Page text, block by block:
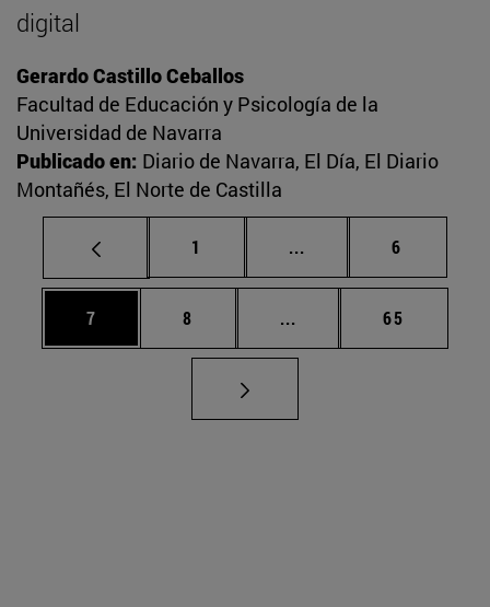
digital
Gerardo Castillo Ceballos
Facultad de Educación y Psicología de la
Universidad de Navarra
Publicado en: Diario de Navarra, El Día, El Diario
Montañés, El Norte de Castilla
Página
1 ... Páginas intermedias
Página
6
Página
7 Página
8 ... Páginas intermedias
Página
65